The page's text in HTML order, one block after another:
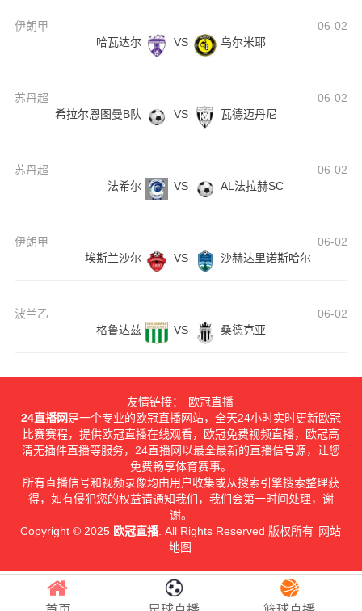
伊朗甲
06-02
哈瓦达尔
VS 乌尔米耶
苏丹超
06-02
希拉尔恩图曼B队
VS 瓦德迈丹尼
苏丹超
06-02
法希尔
VS AL法拉赫SC
伊朗甲
06-02
埃斯兰沙尔
VS 沙赫达里诺斯哈尔
波兰乙
06-02
格鲁达兹
VS 桑德克亚
友情链接：
欧冠直播
24直播网是一个专业的欧冠直播网站，全天24小时实时更新欧冠
比赛赛程，提供欧冠直播在线观看，欧冠免费视频直播，欧冠高
清无插件直播等服务，24直播网以最全最新的直播信号源，让您
免费畅享体育赛事。
所有直播信号和视频录像均由用户收集或从搜索引擎搜索整理获
得，如有侵犯您的权益请通知我们，我们会第一时间处理，谢
谢。
Copyright © 2025 欧冠直播. All Rights Reserved 版权所有 网站
地图